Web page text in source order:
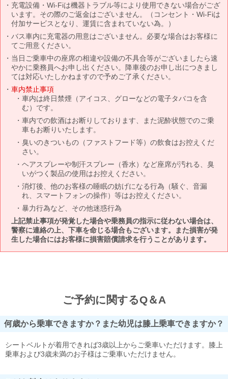
充電設備・Wi-Fiは機器トラブル等により使用できない場合がござ
います。その際のご返金はございません。（コンセント・Wi-Fiは
付加サービスとなり、運賃に含まれていない為。）
バス車内に充電器の用意はございません。必要な場合はお客様に
てご用意ください。
当日ご乗車中の座席の相違や設備の不具合等がございましたら速
やかに乗務員へお申し出ください。降車後のお申し出につきまし
ては対応いたしかねますので予めご了承ください。
車内禁止事項
車内は終日禁煙（アイコス、グローなどの電子タバコを含
む）です。
車内での飲酒はお断りしております、また泥酔状態でのご乗
車もお断りいたします。
臭いのきついもの（ファストフード等）の飲食はお控えくだ
さい。
ヘアスプレーや制汗スプレー（香水）など座席が汚れる、臭
いがつく製品の使用はお控えください。
消灯後、他のお客様の睡眠の妨げになる行為（騒ぐ、音漏
れ、スマートフォンの操作）等はお控えください。
暴力行為など、その他迷惑行為
上記禁止事項が発覚した場合や乗務員の指示に従わない場合は、
警察に連絡の上、下車を命じる場合もございます。また損害が発
生した場合にはお客様に損害賠償請求を行うことがあります。
ご予約に関するQ＆A
何歳から乗車できますか？また幼児は膝上乗車できますか？
シートベルトが着用できれば3歳以上からご乗車いただけます。膝上
乗車および3歳未満のお子様はご乗車いただけません。